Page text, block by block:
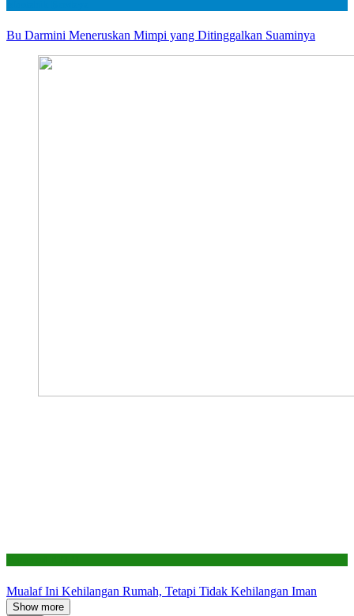
Bu Darmini Meneruskan Mimpi yang Ditinggalkan Suaminya
Mualaf Ini Kehilangan Rumah, Tetapi Tidak Kehilangan Iman
Show more